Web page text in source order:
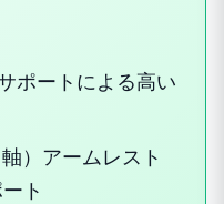
ポートによる高い
）アームレスト
ト